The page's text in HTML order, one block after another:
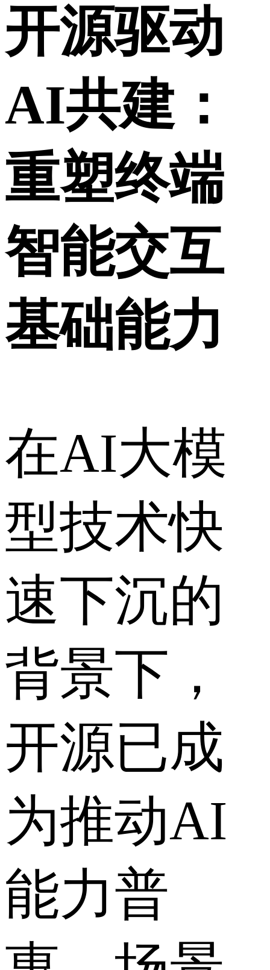
开源驱动
AI共建：
重塑终端
智能交互
基础能力
在AI大模
型技术快
速下沉的
背景下，
开源已成
为推动AI
能力普